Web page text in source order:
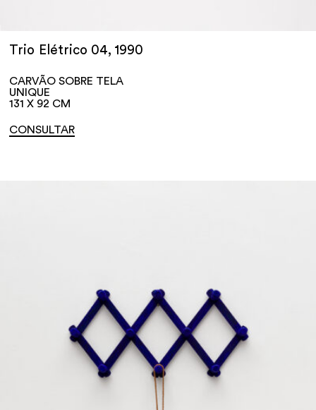
Trio Elétrico 04, 1990
CARVÃO SOBRE TELA
UNIQUE
131 X 92 CM
CONSULTAR